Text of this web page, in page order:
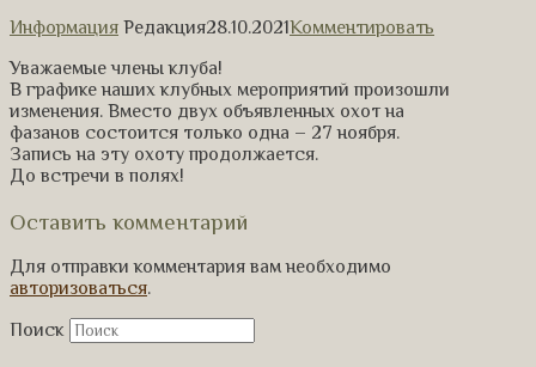
Информация Редакция28.10.2021Комментировать
Уважаемые члены клуба!
В графике наших клубных мероприятий произошли
изменения. Вместо двух объявленных охот на
фазанов состоится только одна – 27 ноября.
Запись на эту охоту продолжается.
До встречи в полях!
Оставить комментарий
Для отправки комментария вам необходимо
авторизоваться.
Поиск